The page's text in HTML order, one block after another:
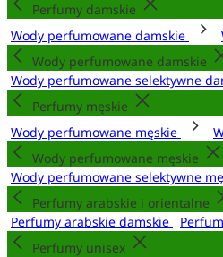
Perfumy damskie
Wody perfumowane damskie
Wody perfumowane damskie
Wody perfumowane selektywne
Perfumy męskie
Wody perfumowane męskie
Wody perfumowane męskie
Wody perfumowane selektywne
Perfumy arabskie i orientalne
Perfumy arabskie damskie
Perfumy unisex